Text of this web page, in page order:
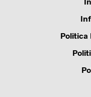
Politica